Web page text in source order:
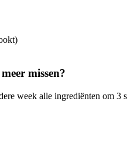
missen?
week alle ingrediënten om 3